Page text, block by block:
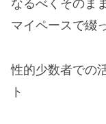
なるべくそのま
マイペースで綴
性的少数者での
ト